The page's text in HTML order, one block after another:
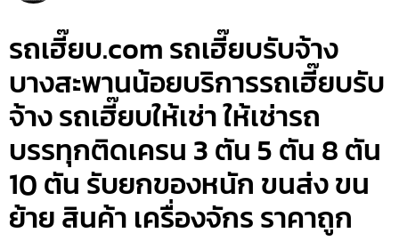
รถเฮี๊ยบ.com รถเฮี๊ยบรับจ้าง
บางสะพานน้อยบริการรถเฮี๊ยบรับ
จ้าง รถเฮี๊ยบให้เช่า ให้เช่ารถ
บรรทุกติดเครน 3 ตัน 5 ตัน 8 ตัน
10 ตัน รับยกของหนัก ขนส่ง ขน
ย้าย สินค้า เครื่องจักร ราคาถูก